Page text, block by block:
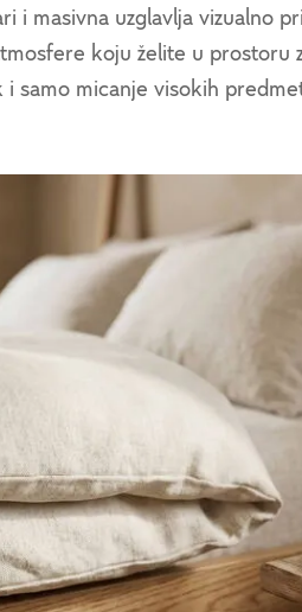
i masivna uzglavlja vizualno
koju želite u prostoru
samo micanje visokih